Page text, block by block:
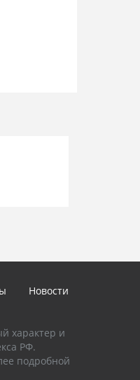
Новости
характер и
РФ.
подробной